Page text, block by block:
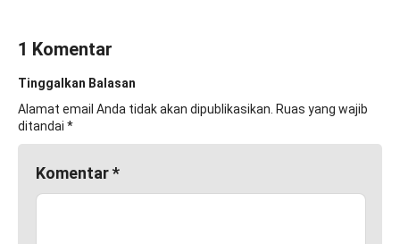
1 Komentar
Tinggalkan Balasan
Alamat email Anda tidak akan dipublikasikan. Ruas yang wajib
ditandai *
Komentar*